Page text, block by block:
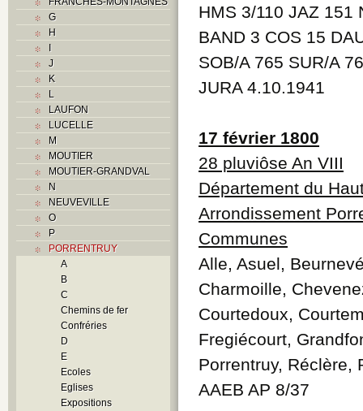
G
H
I
J
K
L
LAUFON
LUCELLE
M
MOUTIER
MOUTIER-GRANDVAL
N
NEUVEVILLE
O
P
PORRENTRUY
A
B
C
Chemins de fer
Confréries
D
E
Ecoles
Eglises
Expositions
HMS 3/110 JAZ 151
BAND 3 COS 15
SOB/A 765 SUR/A
JURA 4.10.1941
17 février 1800
28 pluviôse An VIII
Département du
Arrondissement
Communes
Alle, Asuel,
Charmoille,
Courtedoux,
Fregiécourt,
Porrentruy, Réclère,
AAEB AP 8/37